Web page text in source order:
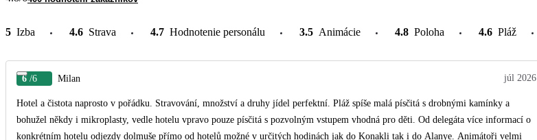
5 Izba 4.6 Strava 4.7 Hodnotenie personálu 3.5 Animácie 4.8 Poloha 4.6 Pláž
6 /6 Milan júl 2026
Hotel a čistota naprosto v pořádku. Stravování, množství a druhy jídel perfektní. Pláž spíše malá písčitá s drobnými kamínky a
bohužel někdy i mikroplasty, vedle hotelu vpravo pouze písčitá s pozvolným vstupem vhodná pro děti. Od delegáta více informací o
konkrétním hotelu odjezdy dolmuše přímo od hotelů možné v určitých hodinách jak do Konakli tak i do Alanye. Animátoři velmi